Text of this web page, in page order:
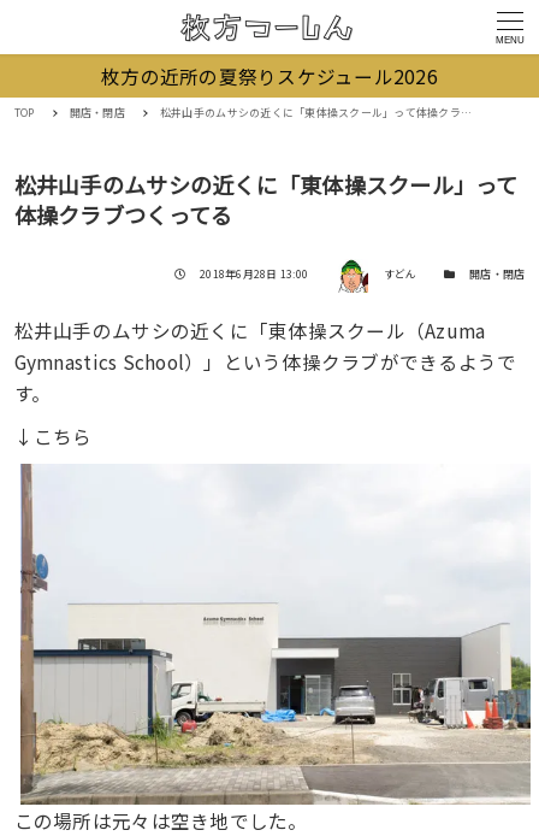
MENU
枚方の近所の夏祭りスケジュール2026
TOP 開店・閉店 松井山手のムサシの近くに「東体操スクール」って体操クラブつくってる
松井山手のムサシの近くに「東体操スクール」って
体操クラブつくってる
投稿日
2018年6月28日 13:00 著者 すどん カテゴリー開店・閉店
松井山手のムサシの近くに「東体操スクール（Azuma
Gymnastics School）」という体操クラブができるようで
す。
↓こちら
この場所は元々は空き地でした。